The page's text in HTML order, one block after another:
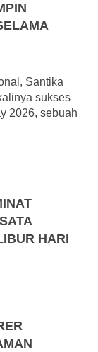
Santika
sukses
2026, sebuah
HARI